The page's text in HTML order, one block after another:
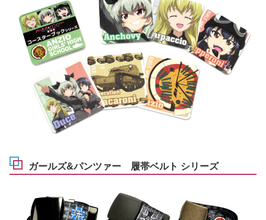
ガールズ&パンツァー 履帯ベルト シリーズ